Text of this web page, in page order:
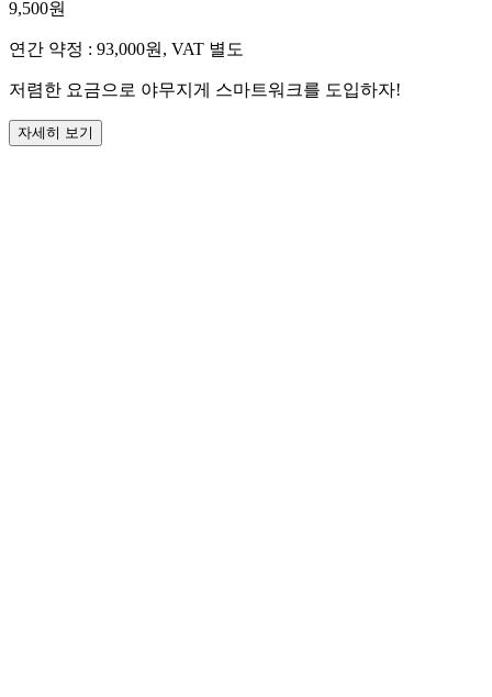
9,500원
연간 약정 : 93,000원, VAT 별도
저렴한 요금으로 야무지게 스마트워크를 도입하자!
자세히 보기